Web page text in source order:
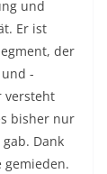
und
Er ist
der
-
versteht
bisher nur
Dank
gemieden.